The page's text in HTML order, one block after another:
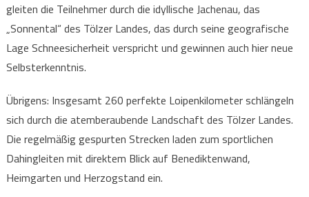
gleiten die Teilnehmer durch die idyllische Jachenau, das
„Sonnental“ des Tölzer Landes, das durch seine geografische
Lage Schneesicherheit verspricht und gewinnen auch hier neue
Selbsterkenntnis.
Übrigens: Insgesamt 260 perfekte Loipenkilometer schlängeln
sich durch die atemberaubende Landschaft des Tölzer Landes.
Die regelmäßig gespurten Strecken laden zum sportlichen
Dahingleiten mit direktem Blick auf Benediktenwand,
Heimgarten und Herzogstand ein.